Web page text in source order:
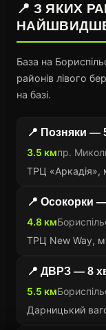
📍 З ЯКИХ
База на
районів лівого
на базі.
📍 Позняки —
3.5 кмпр.
ТРЦ «Аркадія»,
📍 Осокорки
4.8 км
ТРЦ New Way,
📍 ДВРЗ — 8
5.5 км
Дарницький